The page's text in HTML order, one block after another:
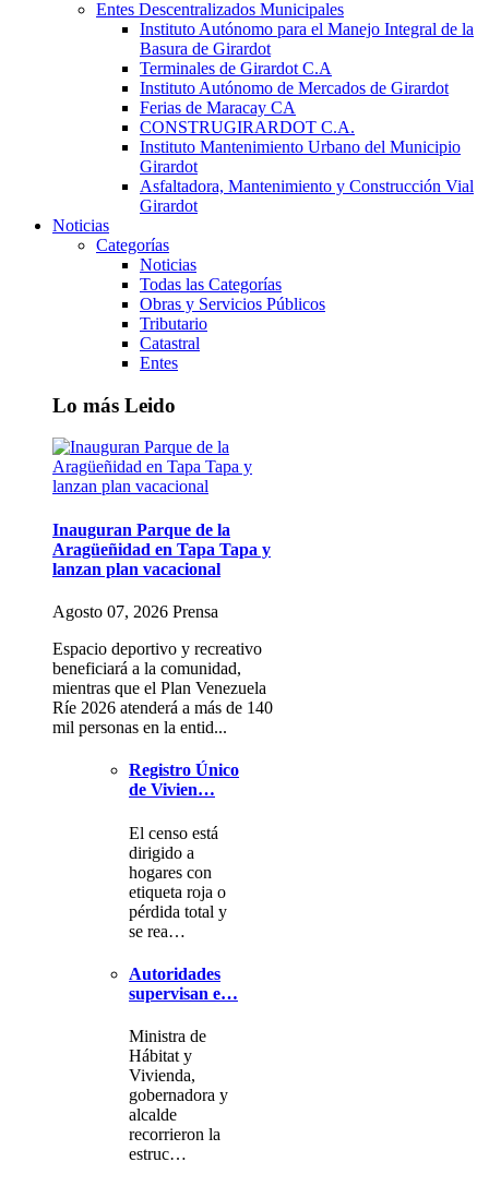
Entes Descentralizados Municipales
Instituto Autónomo para el Manejo Integral de la
Basura de Girardot
Terminales de Girardot C.A
Instituto Autónomo de Mercados de Girardot
Ferias de Maracay CA
CONSTRUGIRARDOT C.A.
Instituto Mantenimiento Urbano del Municipio
Girardot
Asfaltadora, Mantenimiento y Construcción Vial
Girardot
Noticias
Categorías
Noticias
Todas las Categorías
Obras y Servicios Públicos
Tributario
Catastral
Entes
Lo más Leido
Inauguran Parque de la
Aragüeñidad en Tapa Tapa y
lanzan plan vacacional
Agosto 07, 2026 Prensa
Espacio deportivo y recreativo
beneficiará a la comunidad,
mientras que el Plan Venezuela
Ríe 2026 atenderá a más de 140
mil personas en la entid...
Registro Único
de Vivien…
El censo está
dirigido a
hogares con
etiqueta roja o
pérdida total y
se rea…
Autoridades
supervisan e…
Ministra de
Hábitat y
Vivienda,
gobernadora y
alcalde
recorrieron la
estruc…